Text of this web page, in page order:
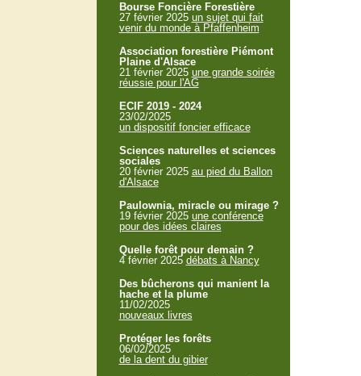
Bourse Foncière Forestière
27 février 2025 un sujet qui fait
venir du monde à Pfaffenheim
Association forestière Piémont
Plaine d'Alsace
21 février 2025 une grande soirée
réussie pour l'AG
ECIF 2019 - 2024
23/02/2025
un dispositif foncier efficace
Sciences naturelles et sciences
sociales
20 février 2025 au pied du Ballon
d'Alsace
Paulownia, miracle ou mirage ?
19 février 2025 une conférence
pour des idées claires
Quelle forêt pour demain ?
4 février 2025 débats à Nancy
Des bûcherons qui manient la
hache et la plume
11/02/2025
nouveaux livres
Protéger les forêts
06/02/2025
de la dent du gibier